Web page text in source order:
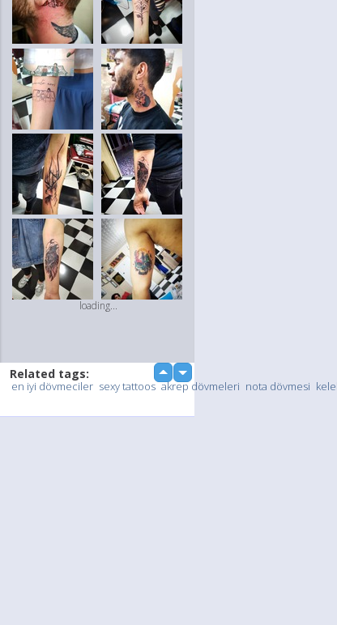
loading...
up down
Related tags:
en iyi dövmeciler sexy tattoos akrep dövmeleri nota dövmesi